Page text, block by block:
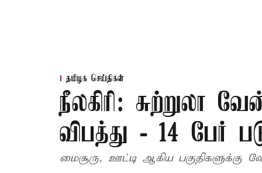
தமிழக செய்திகள்
நீலகிரி: சுற்றுலா
விபத்து - 14 பேர்
மைசூரு, ஊட்டி ஆகிய